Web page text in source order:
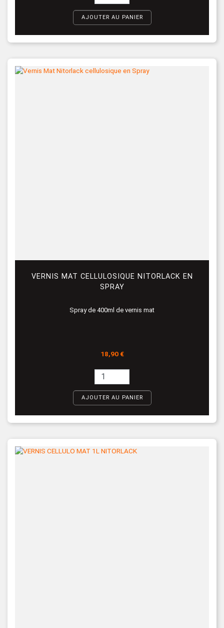
AJOUTER AU PANIER
VERNIS MAT CELLULOSIQUE NITORLACK EN
SPRAY
Spray de 400ml de vernis mat
Prix
18,90 €
AJOUTER AU PANIER